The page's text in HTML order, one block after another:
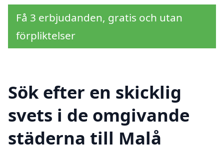
Få 3 erbjudanden, gratis och utan
förpliktelser
Sök efter en skicklig
svets i de omgivande
städerna till Malå